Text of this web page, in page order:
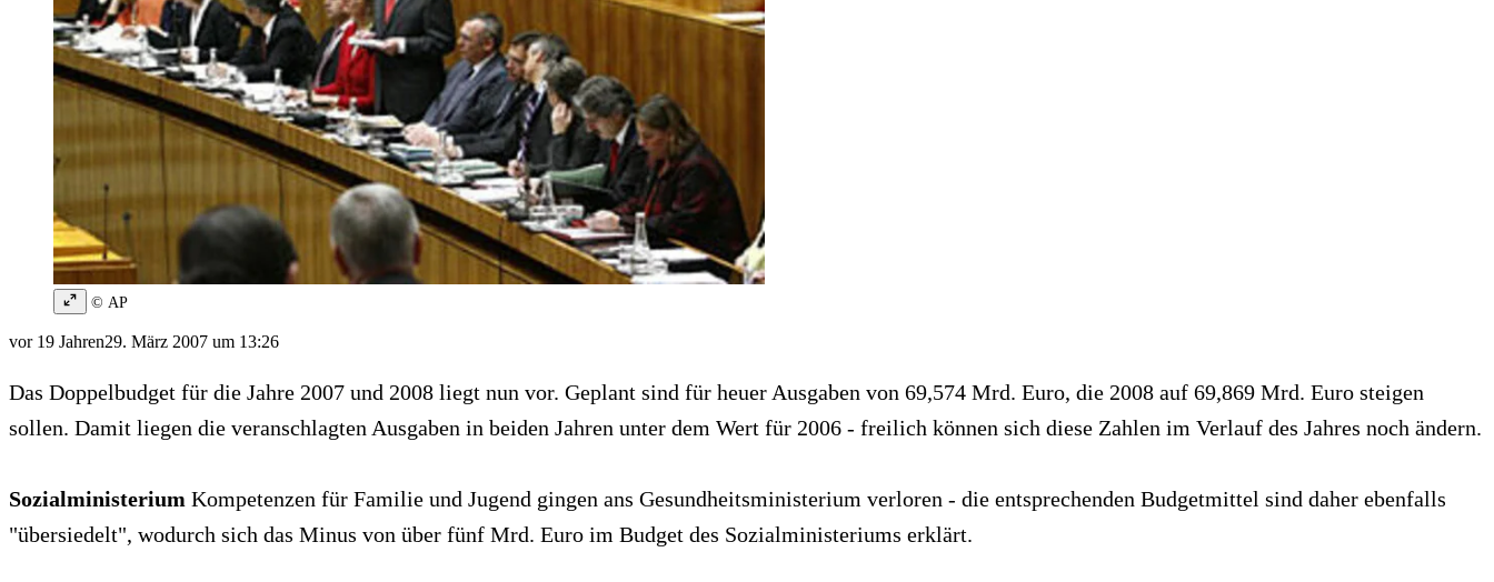
© AP
vor 19 Jahren29. März 2007 um 13:26
Das Doppelbudget für die Jahre 2007 und 2008 liegt nun vor. Geplant sind für heuer Ausgaben von 69,574 Mrd. Euro, die 2008 auf 69,869 Mrd. Euro steigen
sollen. Damit liegen die veranschlagten Ausgaben in beiden Jahren unter dem Wert für 2006 - freilich können sich diese Zahlen im Verlauf des Jahres noch ändern.
Sozialministerium Kompetenzen für Familie und Jugend gingen ans Gesundheitsministerium verloren - die entsprechenden Budgetmittel sind daher ebenfalls
"übersiedelt", wodurch sich das Minus von über fünf Mrd. Euro im Budget des Sozialministeriums erklärt.